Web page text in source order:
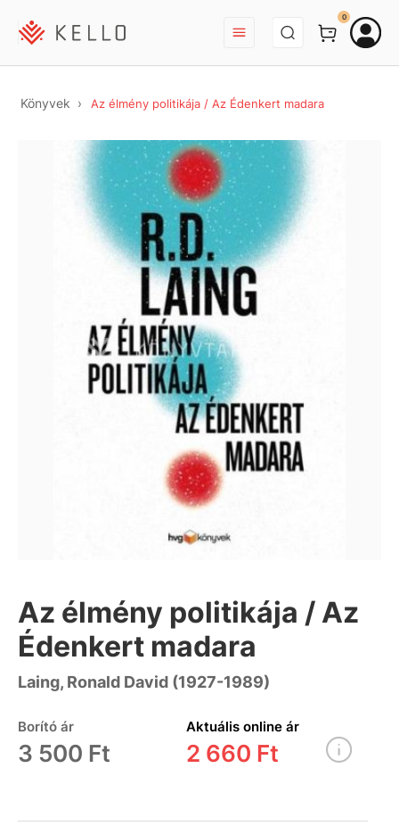
BEJELENTKEZÉS
0
Könyvek Az élmény politikája / Az Édenkert madara
Az élmény politikája / Az
Édenkert madara
Laing, Ronald David (1927-1989)
Borító ár
3 500 Ft
Aktuális online ár
2 660 Ft